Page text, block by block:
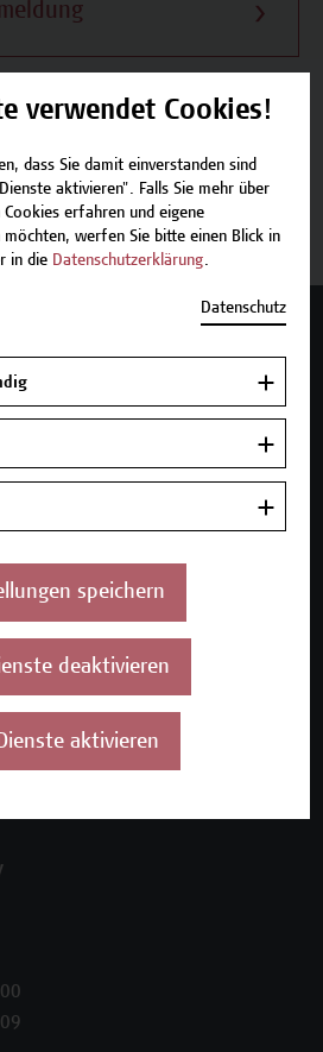
verwendet Cookies!
dass Sie damit einverstanden sind
aktivieren". Falls Sie mehr über
erfahren und eigene
möchten, werfen Sie bitte einen Blick in
in die Datenschutzerklärung.
Datenschutz
speichern
deaktivieren
aktivieren